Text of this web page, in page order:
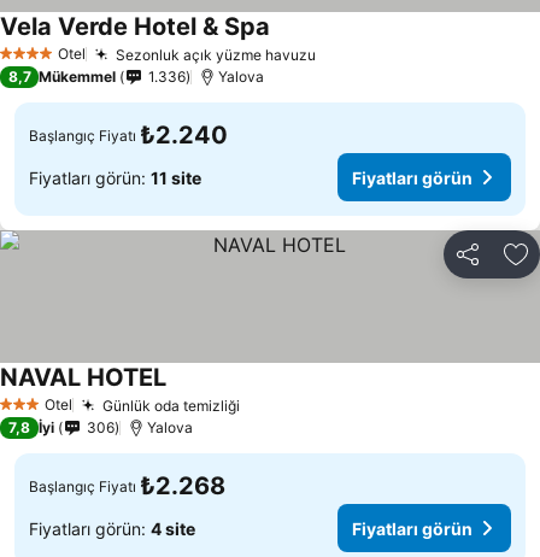
4 Yıldız Otel Sezonluk açık yüzme havuzu
Vela Verde Hotel & Spa
8,7 Mükemmel 1.336 Yalova
Başlangıç Fiyatı ₺2.240
Fiyatları görün: 11 site Fiyatları görün
Paylaş
3 YıldızOtel Günlük oda temizliği
NAVAL HOTEL
7,8 İyi 306 Yalova
Başlangıç Fiyatı ₺2.268
Fiyatları görün: 4 site Fiyatları görün